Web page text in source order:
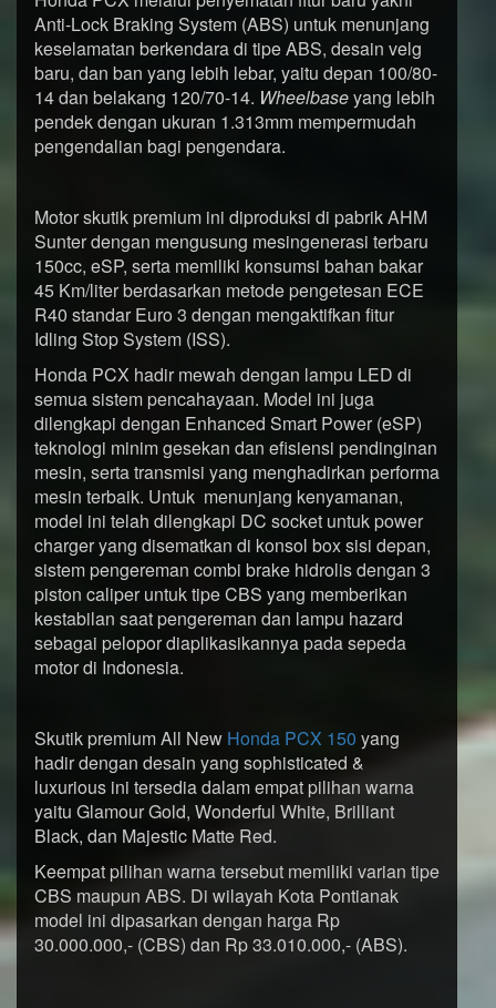
Anti-Lock Braking System (ABS) untuk menunjang
keselamatan berkendara di tipe ABS, desain velg
baru, dan ban yang lebih lebar, yaitu depan 100/80-
14 dan belakang 120/70-14. Wheelbaseyang lebih
pendek dengan ukuran 1.313mm mempermudah
pengendalian bagi pengendara.
Motor skutik premium ini diproduksi di pabrik AHM
Sunter dengan mengusung mesingenerasi terbaru
150cc, eSP, serta memiliki konsumsi bahan bakar
45 Km/liter berdasarkan metode pengetesan ECE
R40 standar Euro 3 dengan mengaktifkan fitur
Idling Stop System (ISS).
Honda PCX hadir mewah dengan lampu LED di
semua sistem pencahayaan. Model ini juga
dilengkapi dengan Enhanced Smart Power (eSP)
teknologi minim gesekan dan efisiensi pendinginan
mesin, serta transmisi yang menghadirkan performa
mesin terbaik. Untuk menunjang kenyamanan,
model ini telah dilengkapi DC socket untuk power
charger yang disematkan di konsol box sisi depan,
sistem pengereman combi brake hidrolis dengan 3
piston caliper untuk tipe CBS yang memberikan
kestabilan saat pengereman dan lampu hazard
sebagai pelopor diaplikasikannya pada sepeda
motor di Indonesia.
Skutik premium All New Honda PCX 150 yang
hadir dengan desain yang sophisticated &
luxurious ini tersedia dalam empat pilihan warna
yaitu Glamour Gold, Wonderful White, Brilliant
Black, dan Majestic Matte Red.
Keempat pilihan warna tersebut memiliki varian tipe
CBS maupun ABS. Di wilayah Kota Pontianak
model ini dipasarkan dengan harga Rp
30.000.000,- (CBS) dan Rp 33.010.000,- (ABS).